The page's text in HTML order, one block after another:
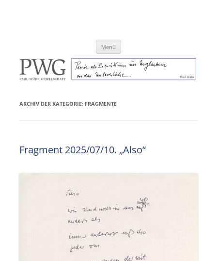
Menü
ARCHIV DER KATEGORIE: FRAGMENTE
Fragment 2025/07/10. „Also“